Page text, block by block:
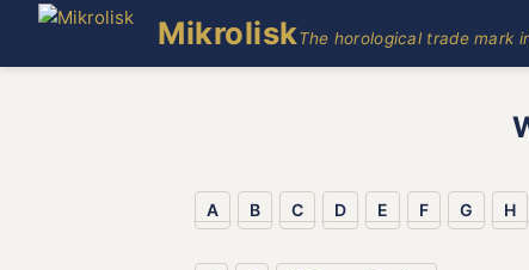
MikroliskThe horological trade mark
A B C D E F G H